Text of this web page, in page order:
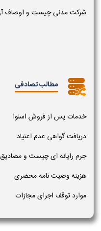
شرکت مدنی چیست و اوصاف
مطالب تصادفی
خدمات پس از فروش اسنوا
دریافت گواهی عدم اعتیاد
جرم رایانه ای چیست و
هزینه وصیت نامه محضری
موارد توقف اجرای مجازات